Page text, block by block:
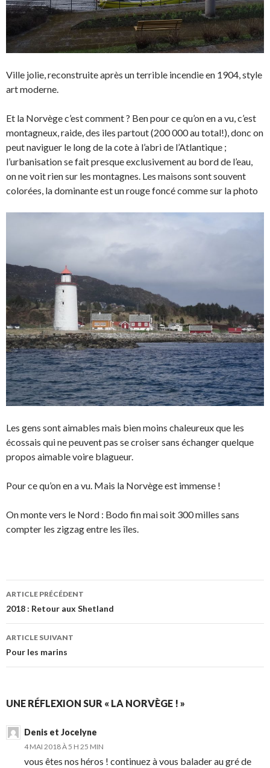
Ville jolie, reconstruite après un terrible incendie en 1904, style
art moderne.
Et la Norvège c’est comment ? Ben pour ce qu’on en a vu, c’est
montagneux, raide, des iles partout (200 000 au total!), donc on
peut naviguer le long de la cote à l’abri de l’Atlantique ;
l’urbanisation se fait presque exclusivement au bord de l’eau,
on ne voit rien sur les montagnes. Les maisons sont souvent
colorées, la dominante est un rouge foncé comme sur la photo
Les gens sont aimables mais bien moins chaleureux que les
écossais qui ne peuvent pas se croiser sans échanger quelque
propos aimable voire blagueur.
Pour ce qu’on en a vu. Mais la Norvège est immense !
On monte vers le Nord : Bodo fin mai soit 300 milles sans
compter les zigzag entre les îles.
Navigation
des
articles
ARTICLE PRÉCÉDENT
2018 : Retour aux Shetland
ARTICLE SUIVANT
Pour les marins
UNE RÉFLEXION SUR « LA NORVÈGE ! »
Denis et Jocelyne
4 MAI 2018 À 5 H 25 MIN
vous êtes nos héros ! continuez à vous balader au gré de